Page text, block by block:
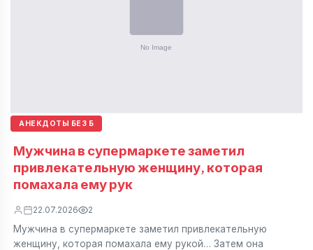
АНЕКДОТЫ БЕЗ Б
Мужчина в супермаркете заметил
привлекательную женщину, которая
помахала ему рук
22.07.2026 2
Мужчина в супермаркете заметил привлекательную
женщину, которая помахала ему рукой… Затем она